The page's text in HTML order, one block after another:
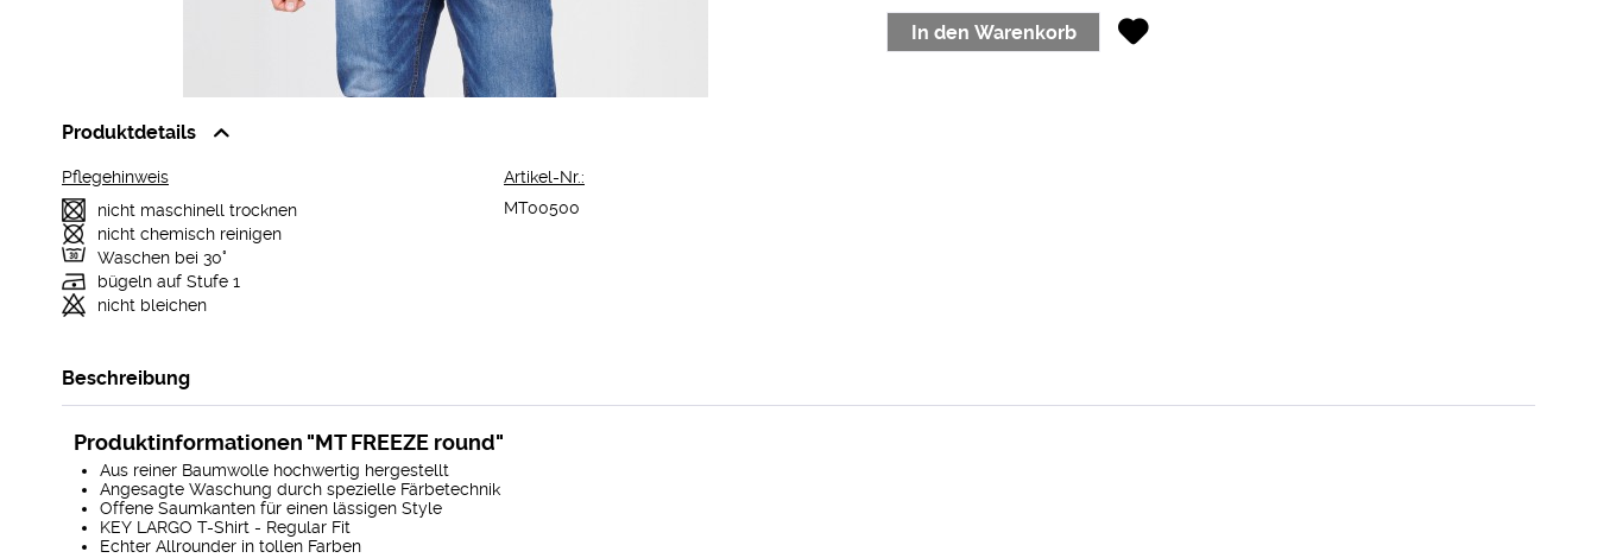
In den Warenkorb
Produktdetails
Pflegehinweis
nicht maschinell trocknen
nicht chemisch reinigen
Waschen bei 30°
bügeln auf Stufe 1
nicht bleichen
Artikel-Nr.:
MT00500
Beschreibung
Produktinformationen "MT FREEZE round"
Aus reiner Baumwolle hochwertig hergestellt
Angesagte Waschung durch spezielle Färbetechnik
Offene Saumkanten für einen lässigen Style
KEY LARGO T-Shirt - Regular Fit
Echter Allrounder in tollen Farben